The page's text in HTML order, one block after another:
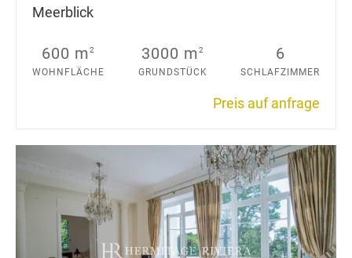
Meerblick
600 m2
WOHNFLÄCHE
3000 m2
GRUNDSTÜCK
6
SCHLAFZIMMER
Preis auf anfrage